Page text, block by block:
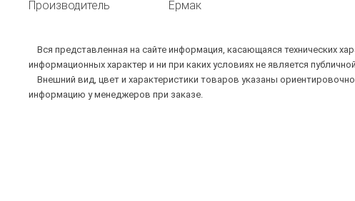
Производитель
Ермак
Вся представленная на сайте информация, касающаяся технических
информационных характер и ни при каких условиях не является
Внешний вид, цвет и характеристики товаров указаны
информацию у менеджеров при заказе.